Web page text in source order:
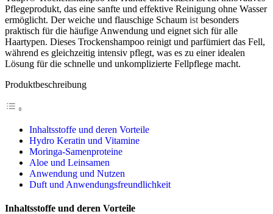
Pflegeprodukt, das eine sanfte und effektive Reinigung ohne Wasser
ermöglicht. Der weiche und flauschige Schaum ist besonders
praktisch für die häufige Anwendung und eignet sich für alle
Haartypen. Dieses Trockenshampoo reinigt und parfümiert das Fell,
während es gleichzeitig intensiv pflegt, was es zu einer idealen
Lösung für die schnelle und unkomplizierte Fellpflege macht.
Produktbeschreibung
Inhaltsstoffe und deren Vorteile
Hydro Keratin und Vitamine
Moringa-Samenproteine
Aloe und Leinsamen
Anwendung und Nutzen
Duft und Anwendungsfreundlichkeit
Inhaltsstoffe und deren Vorteile